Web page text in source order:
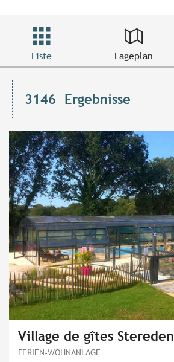
Liste Lageplan
3146 Ergebnisse
Village de gîtes Stereden
FERIEN-WOHNANLAGE